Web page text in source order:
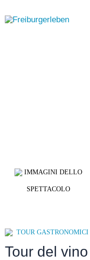
al
IMMAGINI DELLO
SPETTACOLO
TOUR GASTRONOMICI
Tour del